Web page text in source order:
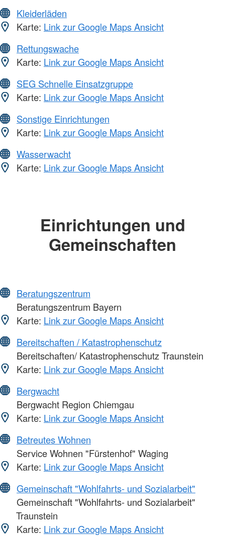
Kleiderläden
Karte: Link zur Google Maps Ansicht
Rettungswache
Karte: Link zur Google Maps Ansicht
SEG Schnelle Einsatzgruppe
Karte: Link zur Google Maps Ansicht
Sonstige Einrichtungen
Karte: Link zur Google Maps Ansicht
Wasserwacht
Karte: Link zur Google Maps Ansicht
Einrichtungen und
Gemeinschaften
Beratungszentrum
Beratungszentrum Bayern
Karte: Link zur Google Maps Ansicht
Bereitschaften / Katastrophenschutz
Bereitschaften/ Katastrophenschutz Traunstein
Karte: Link zur Google Maps Ansicht
Bergwacht
Bergwacht Region Chiemgau
Karte: Link zur Google Maps Ansicht
Betreutes Wohnen
Service Wohnen "Fürstenhof" Waging
Karte: Link zur Google Maps Ansicht
Gemeinschaft "Wohlfahrts- und Sozialarbeit"
Gemeinschaft "Wohlfahrts- und Sozialarbeit"
Traunstein
Karte: Link zur Google Maps Ansicht